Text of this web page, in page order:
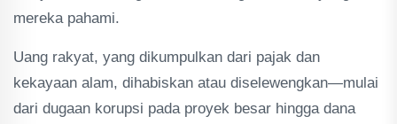
mereka pahami.
Uang rakyat, yang dikumpulkan dari pajak dan
kekayaan alam, dihabiskan atau diselewengkan—mulai
dari dugaan korupsi pada proyek besar hingga dana